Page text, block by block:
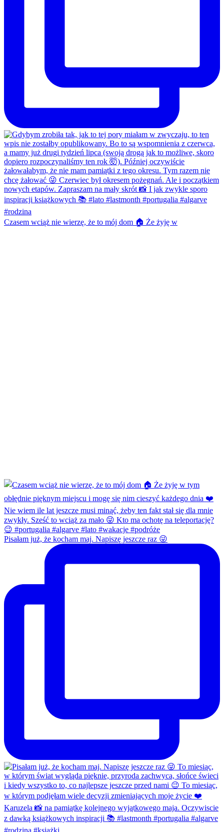
Czasem wciąż nie wierzę, że to mój dom 🏠 Że żyję w
Pisałam już, że kocham maj. Napiszę jeszcze raz 😜